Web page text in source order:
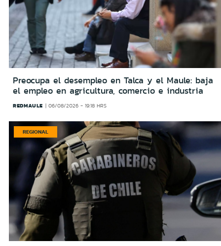
Preocupa el desempleo en Talca y el Maule: baja
el empleo en agricultura, comercio e industria
REDMAULE 06/08/2026 - 19:18 HRS
REGIONAL